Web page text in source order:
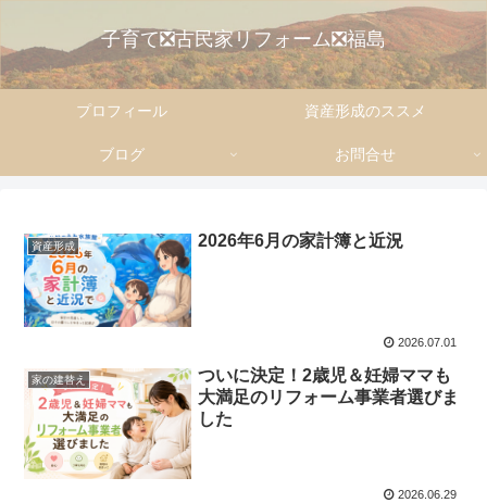
子育て❎古民家リフォーム❎福島
プロフィール 資産形成のススメ
ブログ お問合せ
資産形成 2026年6月の家計簿と近況
2026.07.01
家の建替え
ついに決定！2歳児＆妊婦ママも
大満足のリフォーム事業者選びま
した
2026.06.29